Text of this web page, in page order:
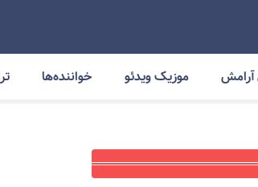
آرامش موزیک ویدئو خواننده‌ها